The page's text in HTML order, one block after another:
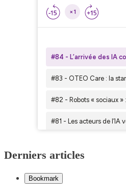
Derniers articles
Bookmark